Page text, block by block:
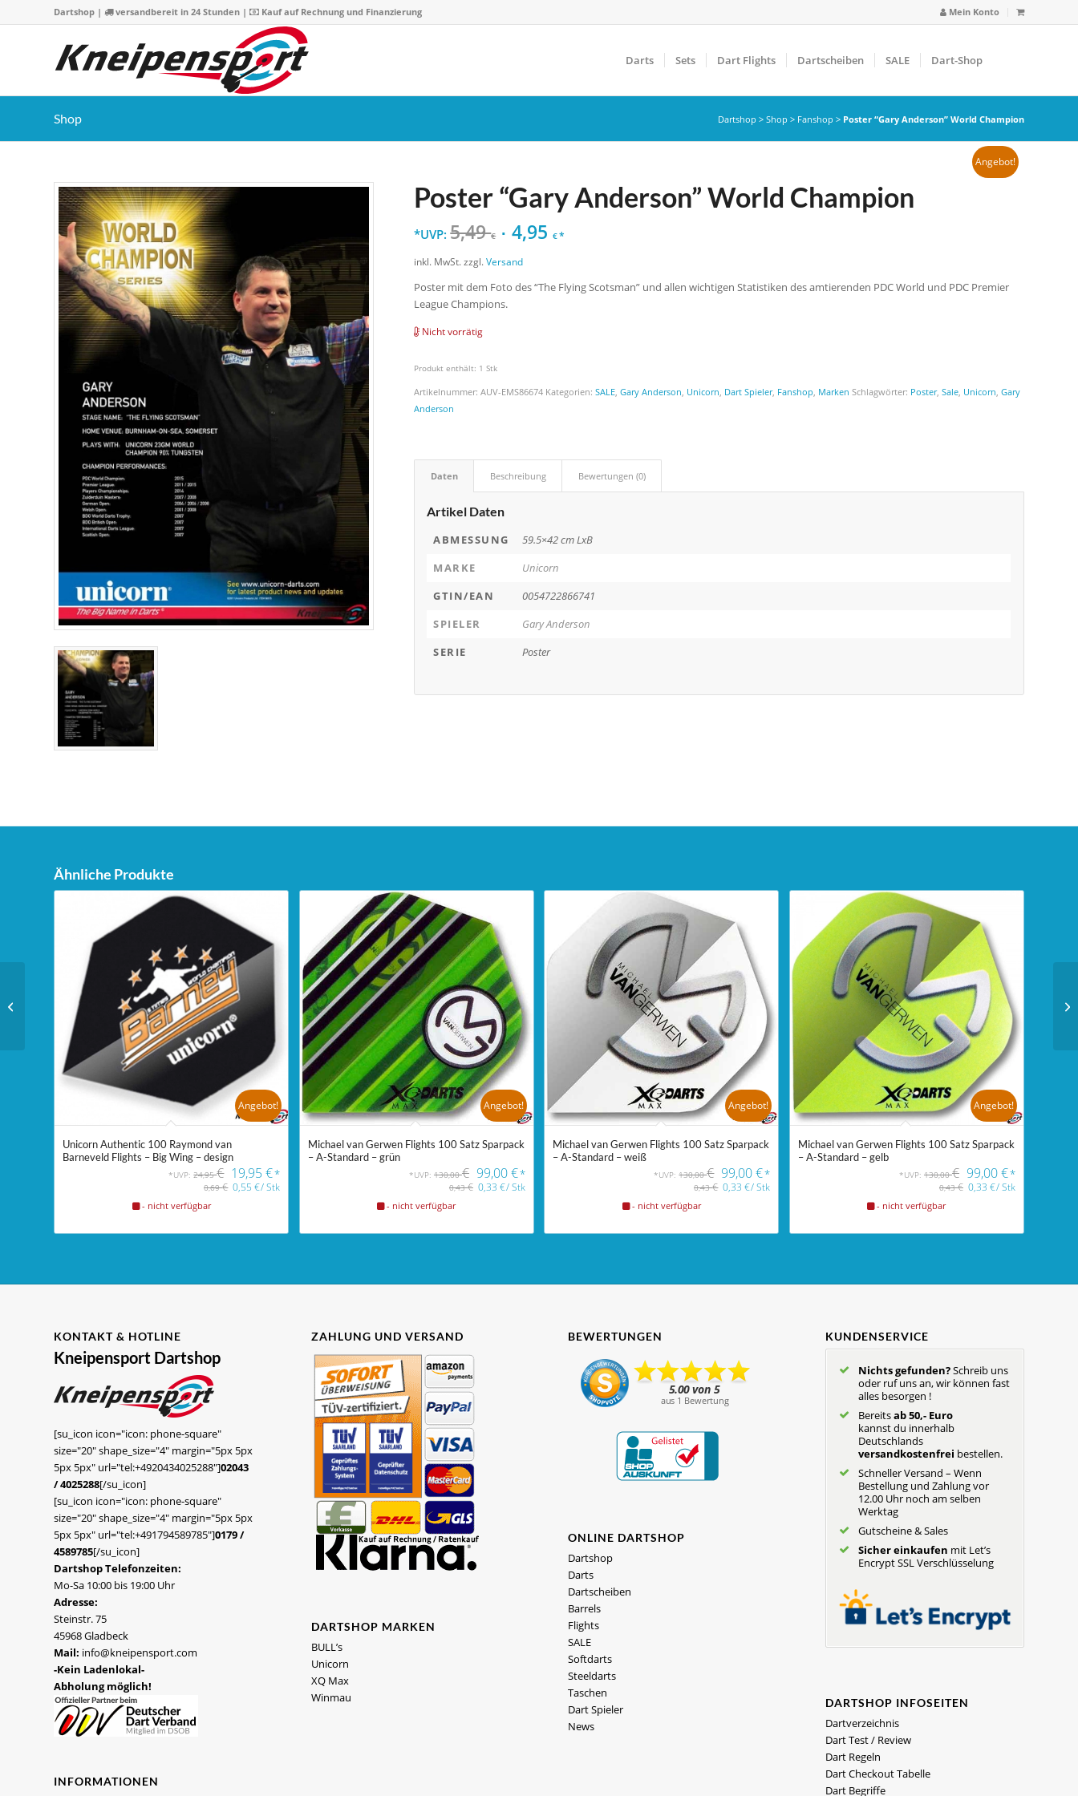
Mein Konto
Dartshop | versandbereit in 24 Stunden | Kauf auf Rechnung und Finanzierung
Darts Sets Dart Flights Dartscheiben SALE Dart-Shop
Shop Dartshop > Shop > Fanshop > Poster “Gary Anderson” World Champion
Angebot!
Poster “Gary Anderson” World Champion
*UVP: 5,49€ 4,95€*
inkl. MwSt. zzgl.Versand
Poster mit dem Foto des “The Flying Scotsman” und allen wichtigen Statistiken des amtierenden PDC World und PDC Premier
League Champions.
Nicht vorrätig
Produkt enthält: 1Stk
Artikelnummer:AUV-EMS86674 Kategorien:SALE,Gary Anderson, Unicorn, Dart Spieler, Fanshop, Marken Schlagwörter: Poster,Sale, Unicorn,Gary
Anderson
Daten Beschreibung Bewertungen (0)
Artikel Daten
ABMESSUNG
59.5×42 cm LxB
MARKE
Unicorn
GTIN/EAN
0054722866741
SPIELER
Gary Anderson
SERIE
Poster
Ähnliche Produkte
Unicorn Authentic 100 Raymond van
Barneveld Flights – Big Wing – design
*UVP: 24,95€ 19,95€*
Angebot!
0,69€ 0,55€/Stk
- nicht verfügbar
Michael van Gerwen Flights 100 Satz Sparpack
– A-Standard – grün
*UVP: 130,00€ 99,00€*
Angebot!
0,43€ 0,33 €/Stk
- nicht verfügbar
Michael van Gerwen Flights 100 Satz Sparpack
– A-Standard – weiß
*UVP: 130,00€ 99,00€*
Angebot!
0,43€ 0,33€/Stk
- nicht verfügbar
Michael van Gerwen Flights 100 Satz Sparpack
– A-Standard – gelb
*UVP: 130,00€ 99,00€*
Angebot!
0,43€ 0,33 €/Stk
- nicht verfügbar
KONTAKT & HOTLINE
Kneipensport Dartshop
[su_icon icon="icon: phone-square"
size="20" shape_size="4" margin="5px 5px
5px 5px" url="tel:+4920434025288"]02043
/ 4025288[/su_icon]
[su_icon icon="icon: phone-square"
size="20" shape_size="4" margin="5px 5px
5px 5px" url="tel:+491794589785"]0179 /
4589785[/su_icon]
Dartshop Telefonzeiten:
Mo-Sa 10:00 bis 19:00 Uhr
Adresse:
Steinstr. 75
45968 Gladbeck
Mail: info@kneipensport.com
-Kein Ladenlokal-
Abholung möglich!
INFORMATIONEN
ZAHLUNG UND VERSAND
DARTSHOP MARKEN
BULL’s
Unicorn
XQ Max
Winmau
BEWERTUNGEN
ONLINE DARTSHOP
Dartshop
Darts
Dartscheiben
Barrels
Flights
SALE
Softdarts
Steeldarts
Taschen
Dart Spieler
News
KUNDENSERVICE
Nichts gefunden?Schreib uns
oder ruf uns an, wir können fast
alles besorgen !
Bereitsab 50,- Euro
kannst du innerhalb
Deutschlands
versandkostenfrei bestellen.
Schneller Versand – Wenn
Bestellung und Zahlung vor
12.00 Uhr noch am selben
Werktag
Gutscheine & Sales
Sicher einkaufen mit Let’s
Encrypt SSL Verschlüsselung
DARTSHOP INFOSEITEN
Dartverzeichnis
Dart Test / Review
Dart Regeln
Dart Checkout Tabelle
Dart Begriffe
Unicorn Dartstand Tri-